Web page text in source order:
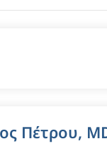
Πέτρου,